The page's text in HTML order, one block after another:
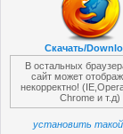
Скачать/
В остальных
сайт может
некорректно!
Chrome и т.д)
установить